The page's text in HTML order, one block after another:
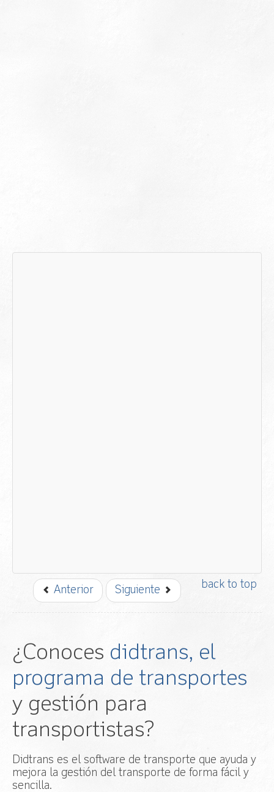
back to top
Anterior Siguiente
¿Conoces didtrans, el
programa de transportes
y gestión para
transportistas?
Didtrans es el software de transporte que ayuda y
mejora la gestión del transporte de forma fácil y
sencilla.